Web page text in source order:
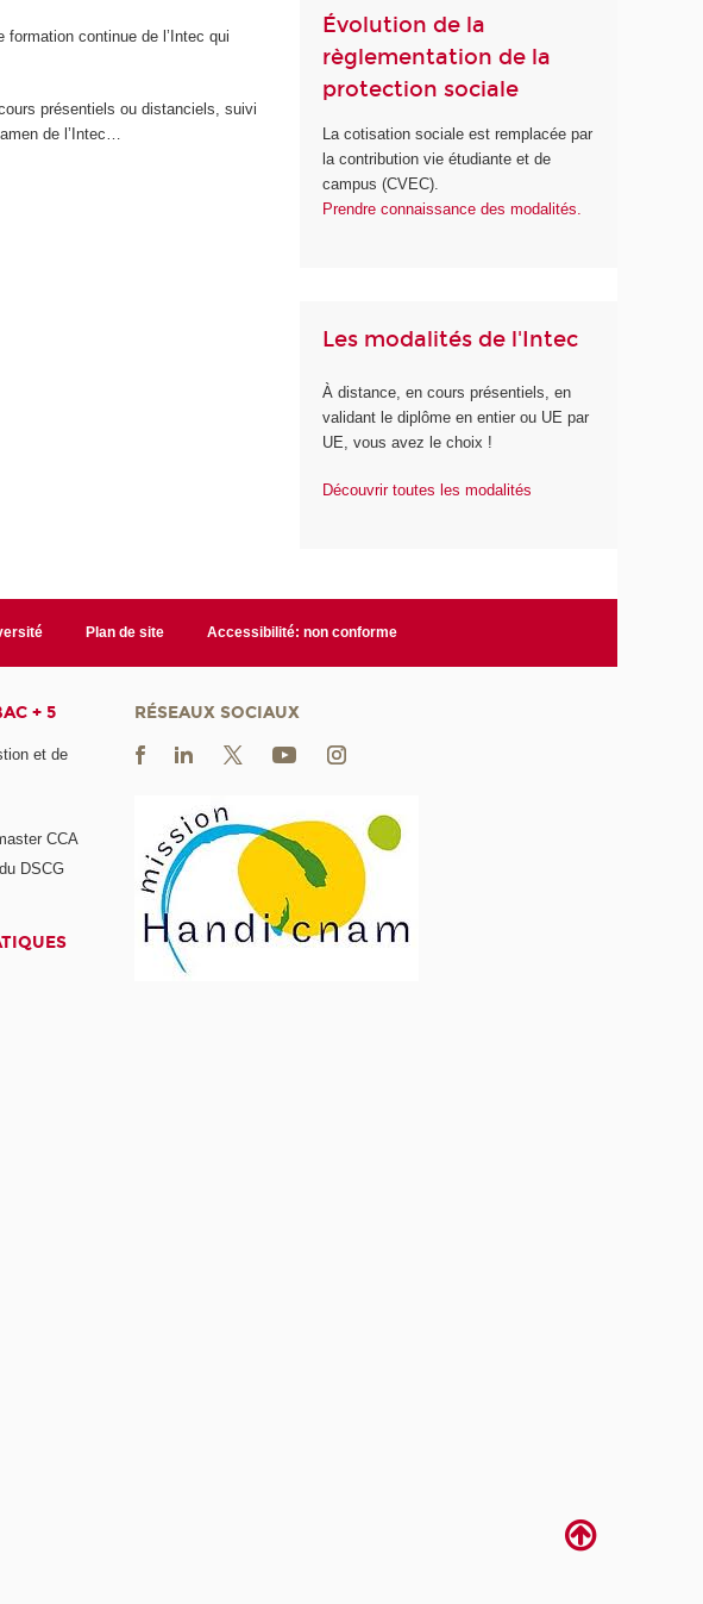
continue de l’Intec qui
présentiels ou distanciels, suivi
de l’Intec…
Évolution de la
règlementation de la
protection sociale
La cotisation sociale est remplacée par
la contribution vie étudiante et de
campus (CVEC).
Prendre connaissance des modalités.
Les modalités de l'Intec
À distance, en cours présentiels, en
validant le diplôme en entier ou UE par
UE, vous avez le choix !
Découvrir toutes les modalités
Plan de site Accessibilité: non conforme
+ 5
et de
CCA
DSCG
RÉSEAUX SOCIAUX